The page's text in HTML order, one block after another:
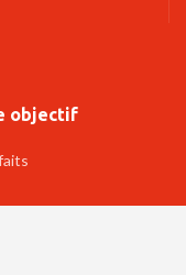
objectif